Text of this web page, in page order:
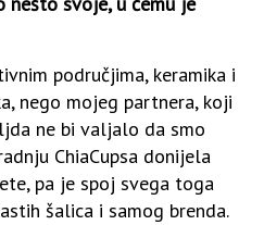
područjima, keramika i
nego mojeg partnera, koji
ne bi valjalo da smo
ChiaCupsa donijela
pa je spoj svega toga
šalica i samog brenda.